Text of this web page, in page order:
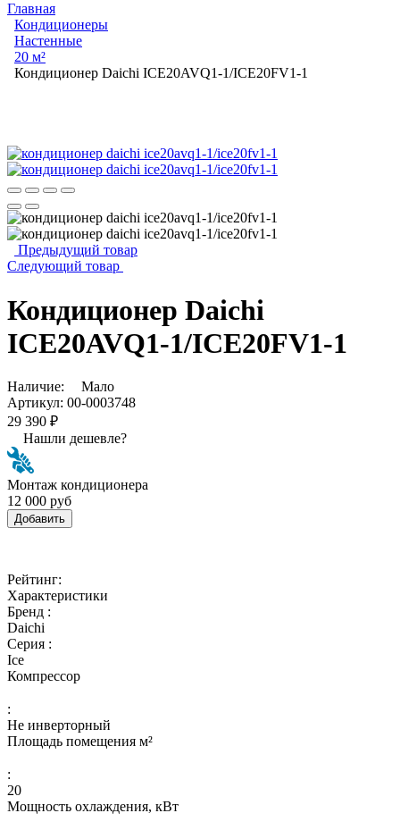
Главная
Кондиционеры
Настенные
20 м²
Кондиционер Daichi ICE20AVQ1-1/ICE20FV1-1
Предыдущий товар
Следующий товар
Кондиционер Daichi
ICE20AVQ1-1/ICE20FV1-1
Наличие:
Мало
Артикул: 00-0003748
29 390 ₽
Нашли дешевле?
Монтаж кондиционера
12 000 руб
Добавить
Рейтинг:
Характеристики
Бренд :
Daichi
Серия :
Ice
Компрессор
:
Не инверторный
Площадь помещения м²
:
20
Мощность охлаждения, кВт